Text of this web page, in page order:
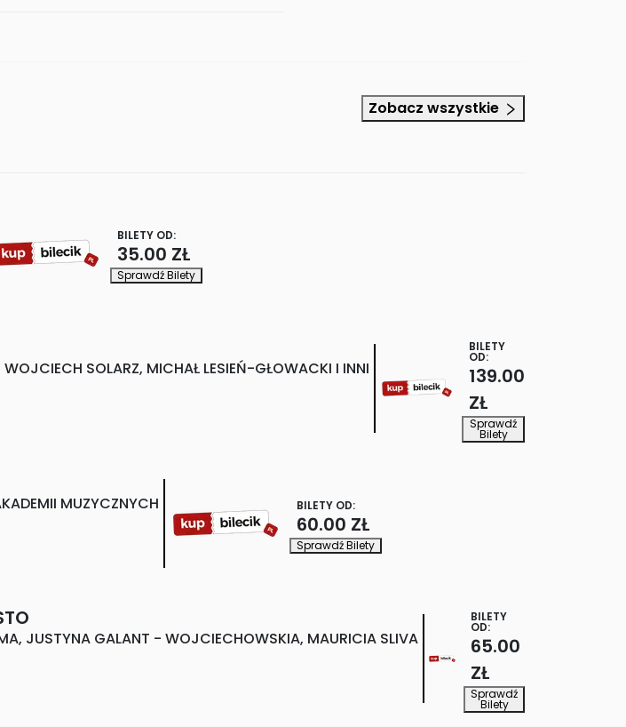
Zobacz wszystkie
BILETY OD:
35.00 ZŁ
Sprawdź Bilety
SOLARZ, MICHAŁ LESIEŃ-GŁOWACKI I INNI
BILETY
OD:
139.00
ZŁ
Sprawdź
Bilety
MUZYCZNYCH BILETY OD:
60.00 ZŁ
Sprawdź Bilety
JUSTYNA GALANT - WOJCIECHOWSKIA, MAURICIA SLIVA
BILETY
OD:
65.00
ZŁ
Sprawdź
Bilety